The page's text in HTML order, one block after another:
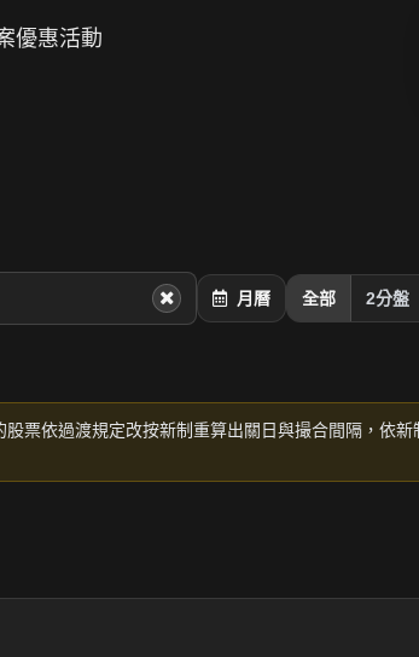
優惠活動
月曆 全部 2分盤
票依過渡規定改按新制重算出關日與撮合間隔，依